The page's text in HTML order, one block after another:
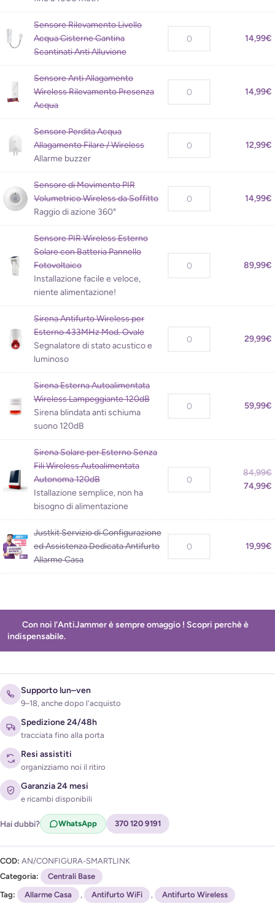
Sensore Rilevamento Livello
Acqua Cisterne Cantina
Scantinati Anti Alluvione
14,99€
Sensore Anti Allagamento
Wireless Rilevamento Presenza
Acqua
14,99€
Sensore Perdita Acqua
Allagamento Filare / Wireless
Allarme buzzer
12,99€
Sensore di Movimento PIR
Volumetrico Wireless da Soffitto
Raggio di azione 360°
14,99€
Sensore PIR Wireless Esterno
Solare con Batteria Pannello
Fotovoltaico
Installazione facile e veloce,
niente alimentazione!
89,99€
Sirena Antifurto Wireless per
Esterno 433MHz Mod. Ovale
Segnalatore di stato acustico e
luminoso
29,99€
Sirena Esterna Autoalimentata
Wireless Lampeggiante 120dB
Sirena blindata anti schiuma
suono 120dB
59,99€
Sirena Solare per Esterno Senza
Fili Wireless Autoalimentata
Autonoma 120dB
Istallazione semplice, non ha
bisogno di alimentazione
84,99€
74,99€
Justkit Servizio di Configurazione
ed Assistenza Dedicata Antifurto
Allarme Casa
19,99€
Con noi l'AntiJammer è sempre omaggio ! Scopri perchè è
indispensabile.
Supporto lun–ven
9–18, anche dopo l'acquisto
Spedizione 24/48h
tracciata fino alla porta
Resi assistiti
organizziamo noi il ritiro
Garanzia 24 mesi
e ricambi disponibili
Hai dubbi? WhatsApp 370 120 9191
COD: AN/CONFIGURA-SMARTLINK
Categoria:
Centrali Base
Tag:
Allarme Casa , Antifurto WiFi , Antifurto Wireless